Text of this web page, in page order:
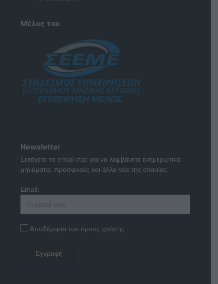
Μέλος του
Newsletter
Εισάγετε το email σας για να λαμβάνετε ενημερωτικά
μηνύματα, προσφορές και άλλα νέα της εταιρίας.
Email:
Αποδέχομαι του όρους χρήσης